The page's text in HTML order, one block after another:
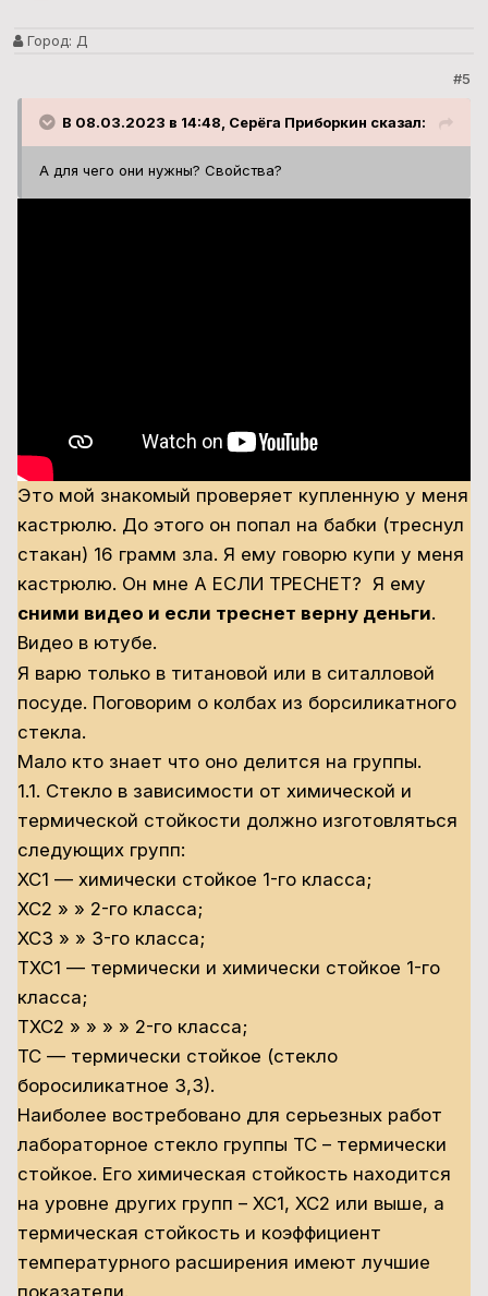
Город: Д
#5
В 08.03.2023 в 14:48, Серёга Приборкин сказал:
А для чего они нужны? Свойства?
Это мой знакомый проверяет купленную у меня
кастрюлю. До этого он попал на бабки (треснул
стакан) 16 грамм зла. Я ему говорю купи у меня
кастрюлю. Он мне А ЕСЛИ ТРЕСНЕТ? Я ему
сними видео и если треснет верну деньги.
Видео в ютубе.
Я варю только в титановой или в ситалловой
посуде. Поговорим о колбах из борсиликатного
стекла.
Мало кто знает что оно делится на группы.
1.1. Стекло в зависимости от химической и
термической стойкости должно изготовляться
следующих групп:
ХС1 — химически стойкое 1-го класса;
ХС2 » » 2-го класса;
ХСЗ » » 3-го класса;
ТХС1 — термически и химически стойкое 1-го
класса;
ТХС2 » » » » 2-го класса;
ТС — термически стойкое (стекло
боросиликатное 3,3).
Наиболее востребовано для серьезных работ
лабораторное стекло группы ТС – термически
стойкое. Его химическая стойкость находится
на уровне других групп – ХС1, ХС2 или выше, а
термическая стойкость и коэффициент
температурного расширения имеют лучшие